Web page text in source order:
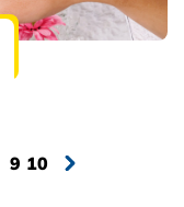
9 10